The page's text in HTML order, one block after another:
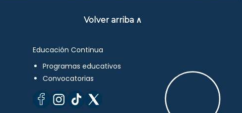
Volver arriba ∧
Educación Continua
Programas educativos
Convocatorias